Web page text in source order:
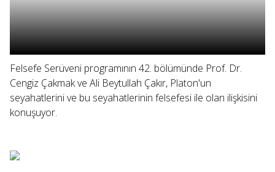
Felsefe Serüveni programının 42. bölümünde Prof. Dr.
Cengiz Çakmak ve Ali Beytullah Çakır, Platon'un
seyahatlerini ve bu seyahatlerinin felsefesi ile olan ilişkisini
konuşuyor.